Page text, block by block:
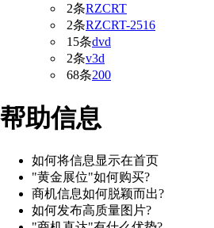
2条RZCRT
2条RZCRT-2516
15条dvd
2条v3d
68条200
帮助信息
如何将信息显示在首页
"黄金展位"如何购买?
商机信息如何脱颖而出?
如何发布高质量图片?